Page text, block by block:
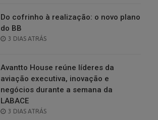
Do cofrinho à realização: o novo plano
do BB
POSTED
3 DIAS ATRÁS
Avantto House reúne líderes da
aviação executiva, inovação e
negócios durante a semana da
LABACE
POSTED
3 DIAS ATRÁS